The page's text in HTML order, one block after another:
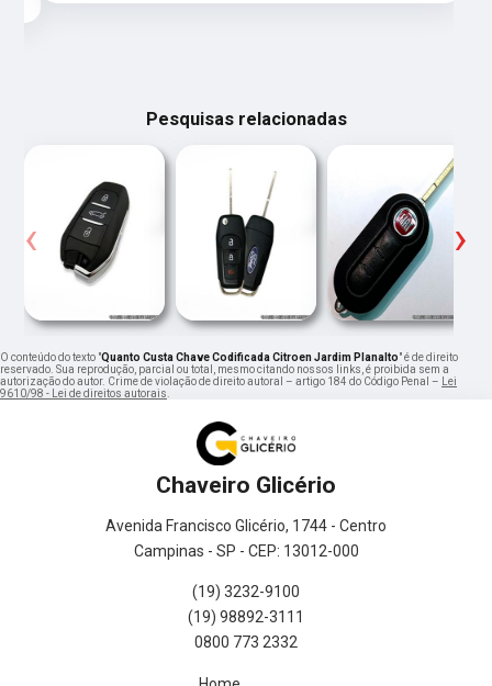
Pesquisas relacionadas
‹ ›
O conteúdo do texto "Quanto Custa Chave Codificada Citroen Jardim Planalto" é de direito
reservado. Sua reprodução, parcial ou total, mesmo citando nossos links, é proibida sem a
autorização do autor. Crime de violação de direito autoral – artigo 184 do Código Penal –
Lei
9610/98 - Lei de direitos autorais
Chaveiro Glicério
Avenida Francisco Glicério, 1744 - Centro
Campinas - SP - CEP: 13012-000
(19) 3232-9100
(19) 98892-3111
0800 773 2332